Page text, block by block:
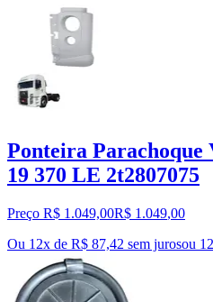
Ponteira
19 370 LE 2t2807075
Preço R$ 1.049,00R$ 1.049,00
Ou 12x de R$ 87,42 sem jurosou 12